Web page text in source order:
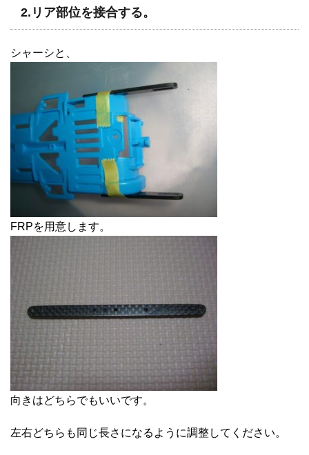
2.リア部位を接合する。
シャーシと、
FRPを用意します。
向きはどちらでもいいです。
左右どちらも同じ長さになるように調整してください。